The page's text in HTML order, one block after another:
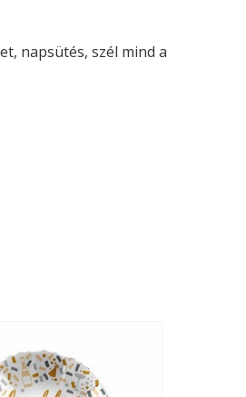
napsütés, szél mind a